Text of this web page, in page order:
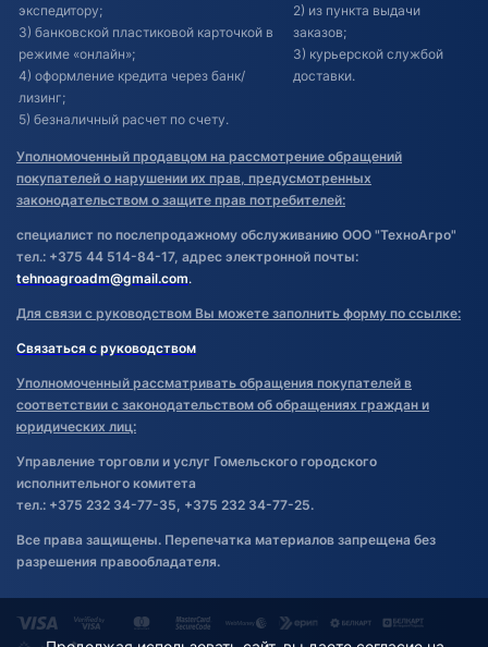
экспедитору;
3) банковской пластиковой карточкой в
режиме «онлайн»;
4) оформление кредита через банк/
лизинг;
5) безналичный расчет по счету.
2) из пункта выдачи
заказов;
3) курьерской службой
доставки.
Уполномоченный продавцом на рассмотрение обращений
покупателей о нарушении их прав, предусмотренных
законодательством о защите прав потребителей:
специалист по послепродажному обслуживанию ООО "ТехноАгро"
тел.: +375 44 514-84-17, адрес электронной почты:
tehnoagroadm@gmail.com.
Для связи с руководством Вы можете заполнить форму по ссылке:
Связаться с руководством
Уполномоченный рассматривать обращения покупателей в
соответствии с законодательством об обращениях граждан и
юридических лиц:
Управление торговли и услуг Гомельского городского
исполнительного комитета
тел.: +375 232 34-77-35, +375 232 34-77-25.
Все права защищены. Перепечатка материалов запрещена без
разрешения правообладателя.